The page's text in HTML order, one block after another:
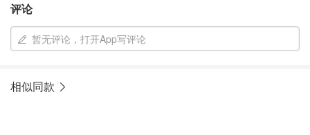
评论
暂无评论，打开App写评论
相似同款